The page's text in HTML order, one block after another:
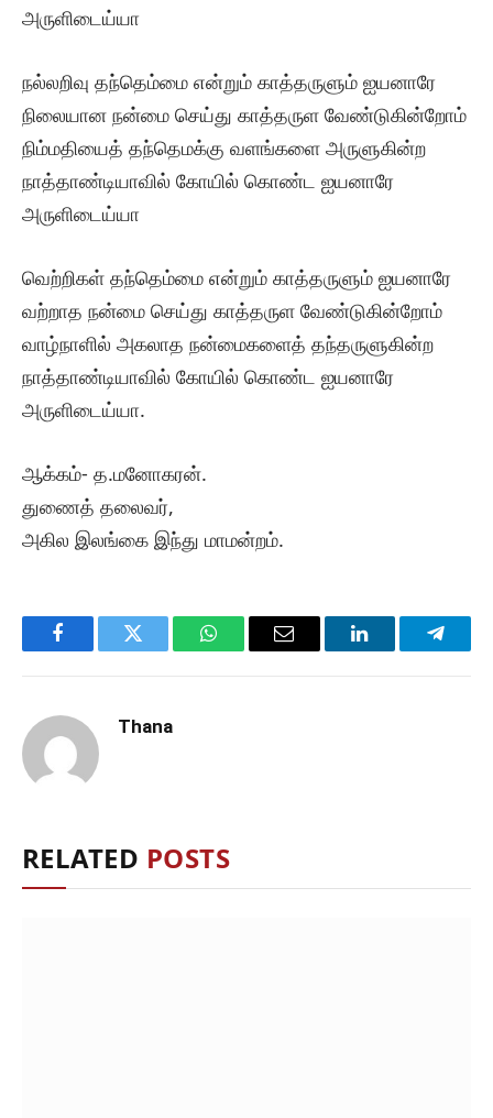
அருளிடைய்யா
நல்லறிவு தந்தெம்மை என்றும் காத்தருளும் ஐயனாரே
நிலையான நன்மை செய்து காத்தருள வேண்டுகின்றோம்
நிம்மதியைத் தந்தெமக்கு வளங்களை அருளுகின்ற
நாத்தாண்டியாவில் கோயில் கொண்ட ஐயனாரே
அருளிடைய்யா
வெற்றிகள் தந்தெம்மை என்றும் காத்தருளும் ஐயனாரே
வற்றாத நன்மை செய்து காத்தருள வேண்டுகின்றோம்
வாழ்நாளில் அகலாத நன்மைகளைத் தந்தருளுகின்ற
நாத்தாண்டியாவில் கோயில் கொண்ட ஐயனாரே
அருளிடைய்யா.
ஆக்கம்- த.மனோகரன்.
துணைத் தலைவர்,
அகில இலங்கை இந்து மாமன்றம்.
FacebookTwitter WhatsAppEmail LinkedIn
Thana
RELATED POSTS